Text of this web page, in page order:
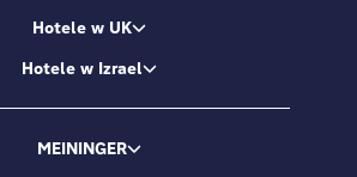
Hotele w UK
Hotele w Izrael
MEININGER